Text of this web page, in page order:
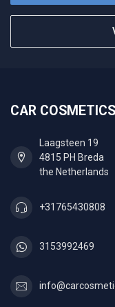
CAR
Laagsteen 19
4815 PH Breda
the Netherlands
+31765430808
3153992469